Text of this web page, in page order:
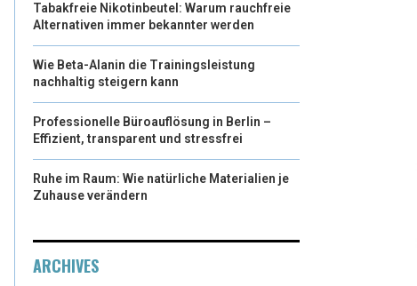
Tabakfreie Nikotinbeutel: Warum rauchfreie
Alternativen immer bekannter werden
Wie Beta-Alanin die Trainingsleistung
nachhaltig steigern kann
Professionelle Büroauflösung in Berlin –
Effizient, transparent und stressfrei
Ruhe im Raum: Wie natürliche Materialien je
Zuhause verändern
ARCHIVES